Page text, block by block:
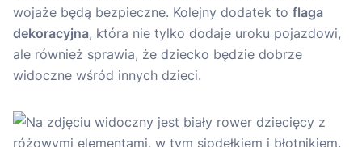
wojaże będą bezpieczne. Kolejny dodatek to flaga
dekoracyjna, która nie tylko dodaje uroku pojazdowi,
ale również sprawia, że dziecko będzie dobrze
widoczne wśród innych dzieci.